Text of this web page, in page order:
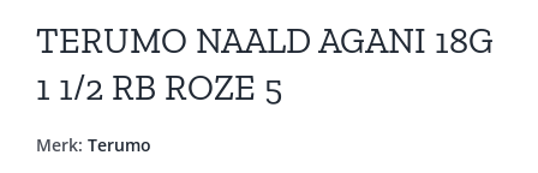
TERUMO NAALD AGANI 18G
1 1/2 RB ROZE 5
Merk: Terumo